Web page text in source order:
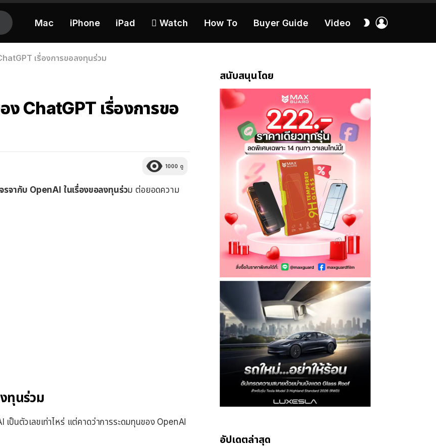
Mac iPhone iPad  Watch How To Buyer Guide Video
สลับ
เรื่องการขอลงทุนร่วม
ChatGPT เรื่องการขอ
1000 ดู
รจากับ OpenAI ในเรื่องขอลงทุนร่วม ต่อยอดความ
ทุนร่วม
ป็นตัวเลขเท่าไหร่ แต่คาดว่าการระดมทุนของ OpenAI
สนับสนุนโดย
อัปเดตล่าสุด